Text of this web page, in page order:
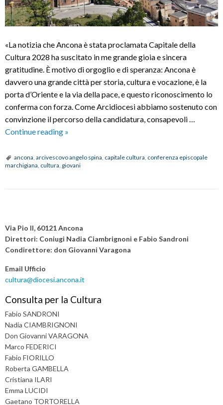
«La notizia che Ancona è stata proclamata Capitale della
Cultura 2028 ha suscitato in me grande gioia e sincera
gratitudine. È motivo di orgoglio e di speranza: Ancona è
davvero una grande città per storia, cultura e vocazione, è la
porta d’Oriente e la via della pace, e questo riconoscimento lo
conferma con forza. Come Arcidiocesi abbiamo sostenuto con
convinzione il percorso della candidatura, consapevoli …
Continue reading Ancona
della
Cultura,
di
un
lavoro
segno
speranza»
»
ancona, arcivescovo angelo spina, capitale cultura, conferenza episcopale
marchigiana, cultura, giovani
o
s
t
N
a
i
g
a
t
i
o
n
Via Pio II, 60121 Ancona
Direttori: Coniugi Nadia Ciambrignoni e Fabio Sandroni
Condirettore: don Giovanni Varagona
Email Ufficio
cultura@diocesi.ancona.it
Consulta per la Cultura
Fabio SANDRONI
Nadia CIAMBRIGNONI
Don Giovanni VARAGONA
Marco FEDERICI
Fabio FIORILLO
Roberta GAMBELLA
Cristiana ILARI
Emma LUCIDI
Gaetano TORTORELLA